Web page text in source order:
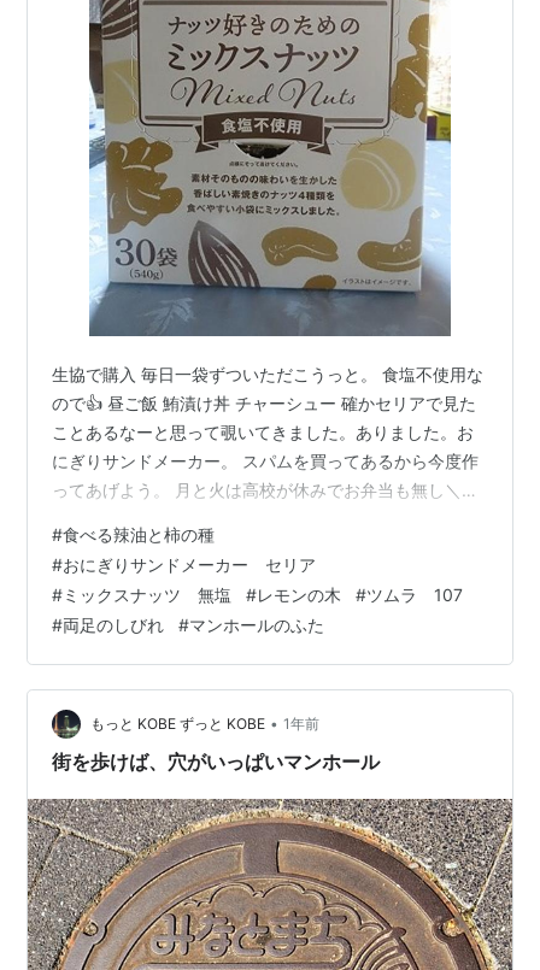
生協で購入 毎日一袋ずついただこうっと。 食塩不使用な
ので👍 昼ご飯 鮪漬け丼 チャーシュー 確かセリアで見た
ことあるなーと思って覗いてきました。ありました。お
にぎりサンドメーカー。 スパムを買ってあるから今度作
ってあげよう。 月と火は高校が休みでお弁当も無し＼
うどんです。 姪っ子が送ってくれた『柿の種の食べる辣
油』とってもおいしい。爆発的な売れ行きですって、こ
れ。 柿の種のカリカリ感そのまま！ 以上昨日のことでし
た。 今朝は24度と蒸します。最高気温も31度となってい
ます💦⛅ 今日はうーちゃんと双葉の会です^^ 先月の内科
でいただいて…
#食べる辣油と柿の種
#おにぎりサンドメーカー セリア
#ミックスナッツ 無塩 #レモンの木 #ツムラ 107
#両足のしびれ #マンホールのふた
もっと KOBE ずっと KOBE • 1年前
街を歩けば、穴がいっぱいマンホール